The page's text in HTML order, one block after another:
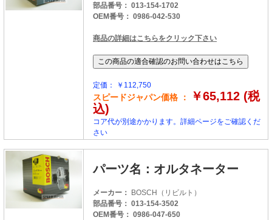
部品番号： 013-154-1702
OEM番号： 0986-042-530
商品の詳細はこちらをクリック下さい
定価： ￥112,750
スピードジャパン価格 ：
￥65,112 (税
込)
コア代が別途かかります。詳細ページをご確認くだ
さい
パーツ名：オルタネーター
メーカー：
BOSCH（リビルト）
部品番号： 013-154-3502
OEM番号： 0986-047-650